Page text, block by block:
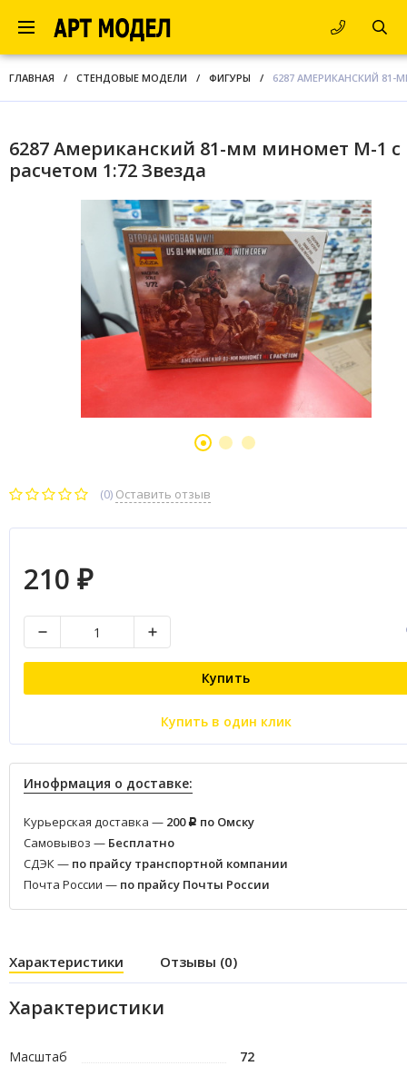
ГЛАВНАЯ / СТЕНДОВЫЕ МОДЕЛИ / ФИГУРЫ / 6287 АМЕРИКАНСКИЙ
6287 Американский 81-мм миномет М-1 с
расчетом 1:72 Звезда
(0) Оставить отзыв
210 ₽
Купить
Купить в один клик
Инофрмация о доставке:
Курьерская доставка — 200 Р по Омску
Самовывоз — Бесплатно
СДЭК — по прайсу транспортной компании
Почта России — по прайсу Почты России
Характеристики Отзывы (0)
Характеристики
Масштаб 72